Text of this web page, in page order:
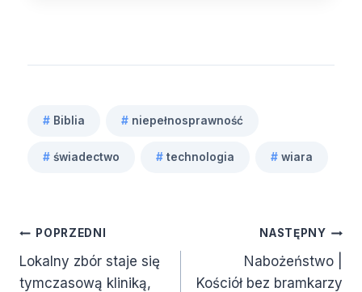
# Biblia # niepełnosprawność
# świadectwo # technologia # wiara
Nawigacja
wpisu
POPRZEDNI
Lokalny zbór staje się
tymczasową kliniką,
NASTĘPNY
Nabożeństwo |
Kościół bez bramkarzy